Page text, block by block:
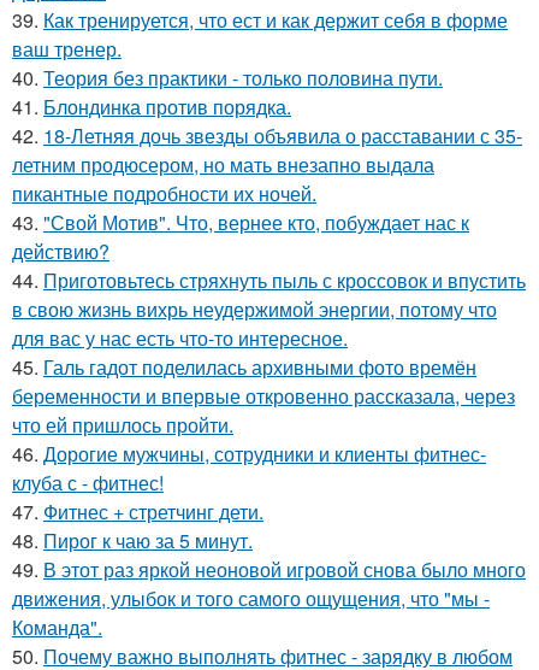
39. Как тренируется, что ест и как держит себя в форме
ваш тренер.
40. Теория без практики - только половина пути.
41. Блондинка против порядка.
42. 18-Летняя дочь звезды объявила о расставании с 35-
летним продюсером, но мать внезапно выдала
пикантные подробности их ночей.
43. "Свой Мотив". Что, вернее кто, побуждает нас к
действию?
44. Приготовьтесь стряхнуть пыль с кроссовок и впустить
в свою жизнь вихрь неудержимой энергии, потому что
для вас у нас есть что-то интересное.
45. Галь гадот поделилась архивными фото времён
беременности и впервые откровенно рассказала, через
что ей пришлось пройти.
46. Дорогие мужчины, сотрудники и клиенты фитнес-
клуба с - фитнес!
47. Фитнес + стретчинг дети.
48. Пирог к чаю за 5 минут.
49. В этот раз яркой неоновой игровой снова было много
движения, улыбок и того самого ощущения, что "мы -
Команда".
50. Почему важно выполнять фитнес - зарядку в любом